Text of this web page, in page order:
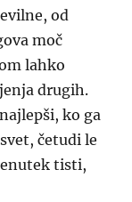
od
moč
lahko
drugih.
ko ga
četudi le
tisti,